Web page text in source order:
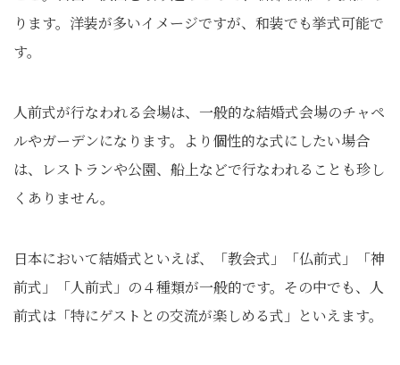
ります。洋装が多いイメージですが、和装でも挙式可能で
す。
人前式が行なわれる会場は、一般的な結婚式会場のチャペ
ルやガーデンになります。より個性的な式にしたい場合
は、レストランや公園、船上などで行なわれることも珍し
くありません。
日本において結婚式といえば、「教会式」「仏前式」「神
前式」「人前式」の４種類が一般的です。その中でも、人
前式は「特にゲストとの交流が楽しめる式」といえます。